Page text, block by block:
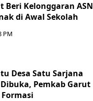
Beri Kelonggaran ASN
di Awal Sekolah
PM
Desa Satu Sarjana
Dibuka, Pemkab Garut